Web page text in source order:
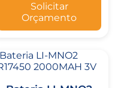
Solicitar
Orçamento